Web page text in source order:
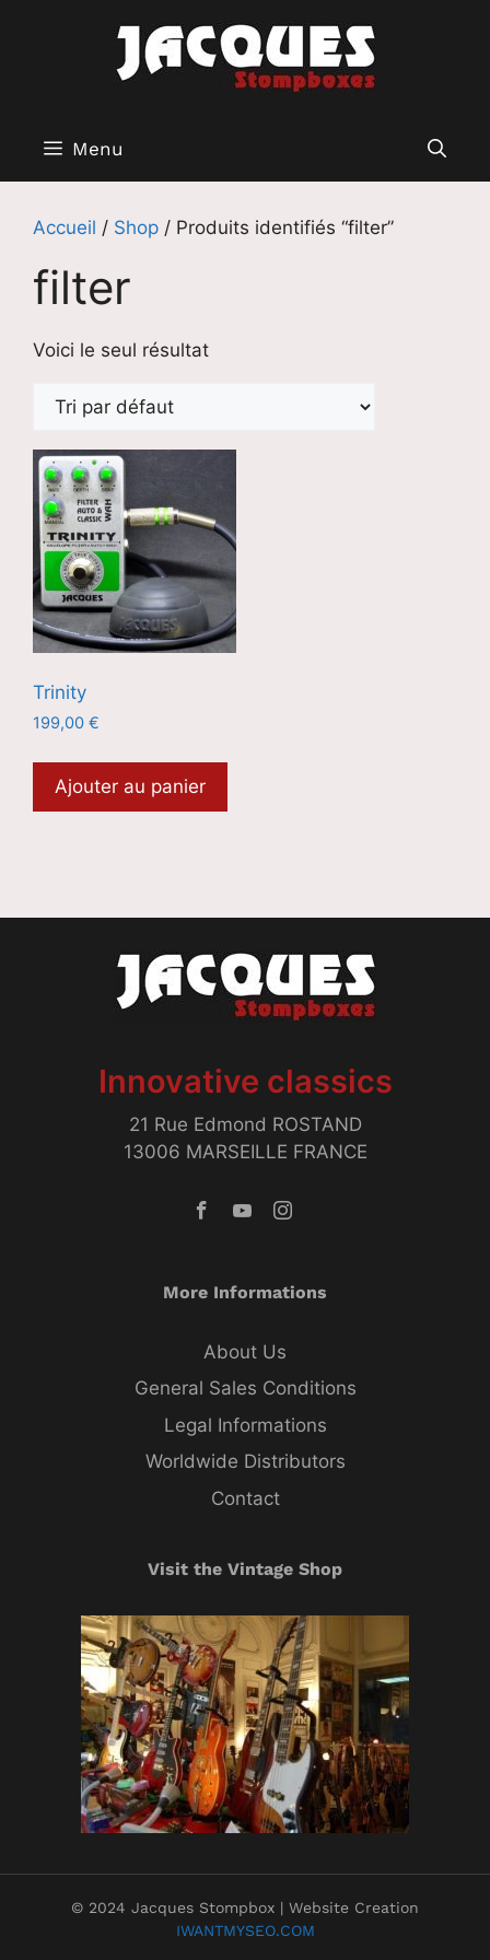
Menu
Accueil / Shop / Produits identifiés “filter”
filter
Voici le seul résultat
Trinity
199,00 €
Ajouter au panier
Innovative classics
21 Rue Edmond ROSTAND
13006 MARSEILLE FRANCE
More Informations
About Us
General Sales Conditions
Legal Informations
Worldwide Distributors
Contact
Visit the Vintage Shop
© 2024 Jacques Stompbox | Website Creation
IWANTMYSEO.COM